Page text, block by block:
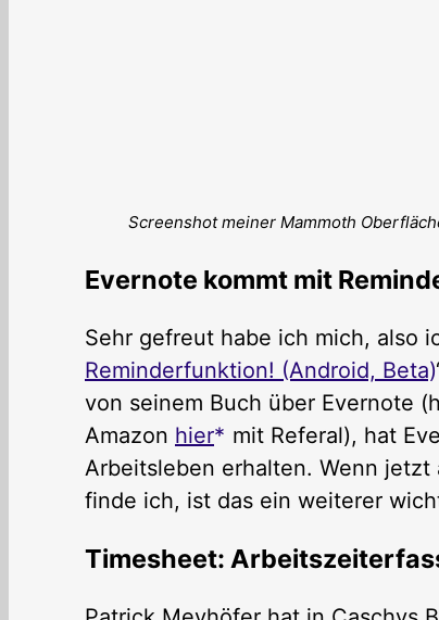
Screenshot meiner Mammoth
Evernote kommt mit
Sehr gefreut habe ich mich, also
Reminderfunktion! (Android, Beta)
von seinem Buch über Evernote
Amazon hier
mit Referal), hat
Arbeitsleben erhalten. Wenn
finde ich, ist das ein weiterer
Timesheet: